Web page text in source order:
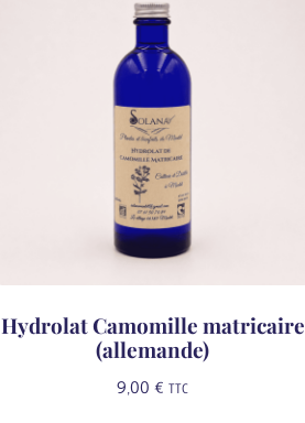
Hydrolat Camomille matricaire
(allemande)
9,00€ TTC